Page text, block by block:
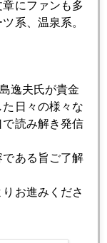
家の読み
発言
にファンも多
系、温泉系。
逸夫氏が貴金
日々の様々な
読み解き発信
ある旨ご了解
お進みくださ